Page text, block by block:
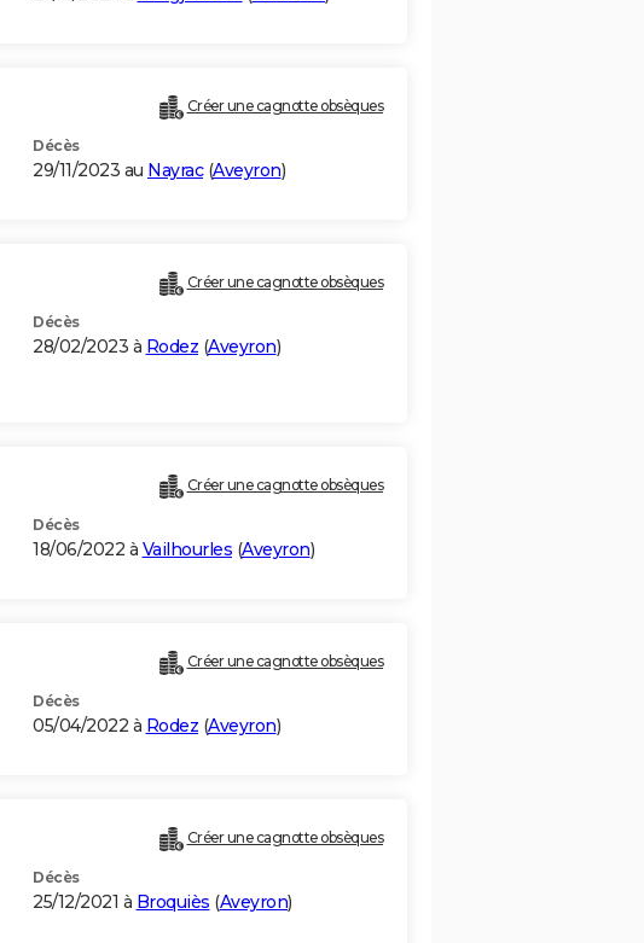
Créer une cagnotte obsèques
Décès
29/11/2023 au Nayrac(Aveyron)
Créer une cagnotte obsèques
Décès
28/02/2023 à Rodez (Aveyron)
Créer une cagnotte obsèques
Décès
18/06/2022 à Vailhourles (Aveyron)
Créer une cagnotte obsèques
Décès
05/04/2022 à Rodez (Aveyron)
Créer une cagnotte obsèques
Décès
25/12/2021 à Broquiès (Aveyron)